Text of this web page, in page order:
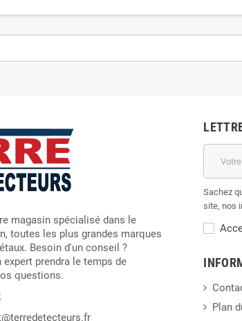
magasin spécialisé dans le
toutes les plus grandes marques
Besoin d'un conseil ?
expert prendra le temps de
questions.
Sachez
site, nos
Plan